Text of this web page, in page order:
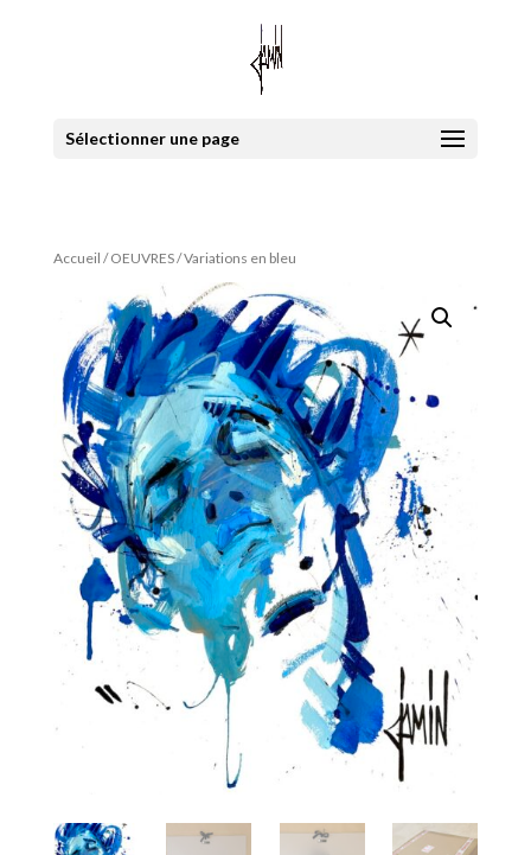
Sélectionner une page
Accueil /OEUVRES/ Variations en bleu